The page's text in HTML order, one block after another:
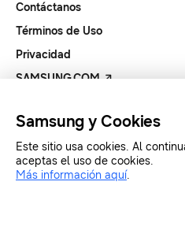
Contáctanos
Términos de Uso
Privacidad
SAMSUNG.COM
Copyright© SAMSUNG Todos
Samsung y Cookies
Este sitio usa cookies. Al
aceptas el uso de cookies.
Más información aquí.